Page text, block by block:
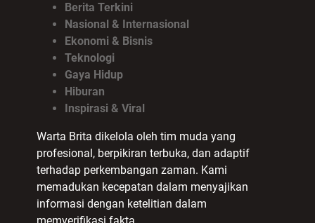
Berita Terkini
Nasional & Internasional
Ekonomi & Bisnis
Teknologi
Gaya Hidup
Hiburan
Inspirasi & Viral
Warta Brita dikelola oleh tim muda yang
profesional, berpikiran terbuka, dan adaptif
terhadap perkembangan zaman. Kami
memadukan kecepatan dalam menyajikan
informasi dengan ketelitian dalam